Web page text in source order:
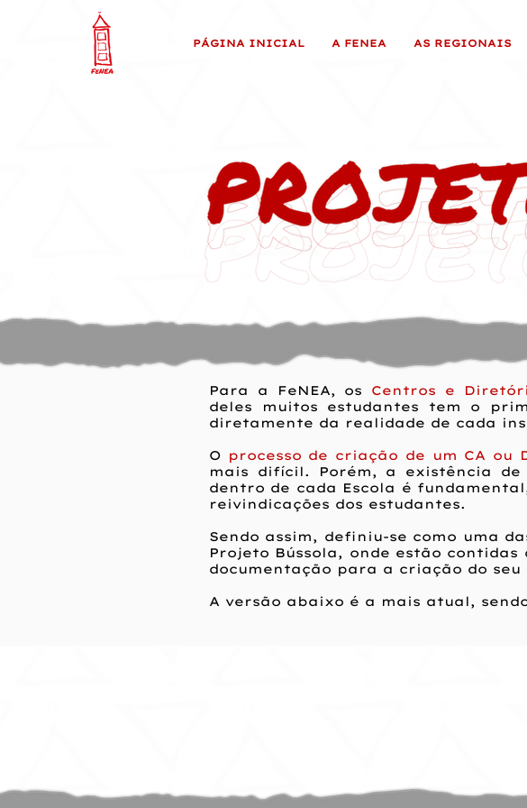
PÁGINA INICIAL A FENEA AS REGIONAIS
Para a FeNEA, os Centros e
deles muitos estudantes tem o
diretamente da realidade de cada
O processo de criação de um CA ou
mais difícil. Porém, a existência
dentro de cada Escola é
reivindicações dos estudantes.
Sendo assim, definiu-se como uma
Projeto Bússola, onde estão
documentação para a criação do seu
A versão abaixo é a mais atual,